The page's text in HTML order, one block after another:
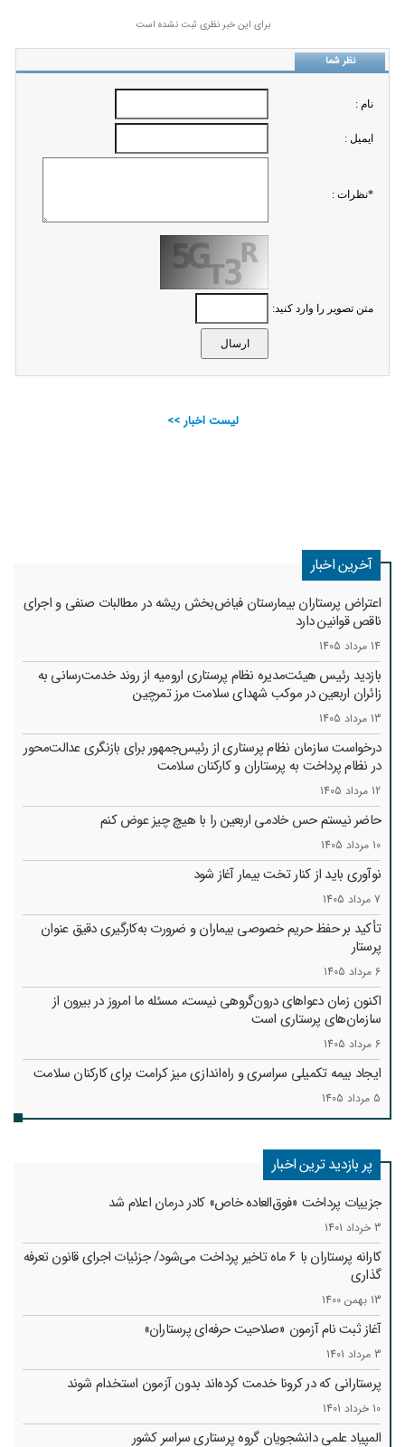
برای این خبر نظری ثبت نشده است
نظر شما
نام :
ايميل :
*نظرات :
متن تصویر را وارد کنید:
لیست اخبار >>
آخرین اخبار
اعتراض پرستاران بیمارستان فیاض‌بخش ریشه در مطالبات صنفی و اجرای
ناقص قوانین دارد
14 مرداد 1405
بازدید رئیس هیئت‌مدیره نظام پرستاری ارومیه از روند خدمت‌رسانی به
زائران اربعین در موکب شهدای سلامت مرز تمرچین
13 مرداد 1405
درخواست سازمان نظام پرستاری از رئیس‌جمهور برای بازنگری عدالت‌محور
در نظام پرداخت به پرستاران و کارکنان سلامت
12 مرداد 1405
حاضر نیستم حس خادمی اربعین را با هیچ چیز عوض کنم
10 مرداد 1405
نوآوری باید از کنار تخت بیمار آغاز شود
7 مرداد 1405
تأکید بر حفظ حریم خصوصی بیماران و ضرورت به‌کارگیری دقیق عنوان
پرستار
6 مرداد 1405
اکنون زمان دعواهای درون‌گروهی نیست، مسئله ما امروز در بیرون از
سازمان‌های پرستاری است
6 مرداد 1405
ایجاد بیمه تکمیلی سراسری و راه‌اندازی میز کرامت برای کارکنان سلامت
5 مرداد 1405
پر بازدید ترین اخبار
جزییات پرداخت «فوق‌العاده خاص» کادر درمان اعلام شد
3 خرداد 1401
کارانه‌ پرستاران با 6 ماه تاخیر پرداخت می‌شود/ جزئیات اجرای قانون تعرفه
گذاری
13 بهمن 1400
آغاز ثبت نام آزمون «صلاحیت حرفه‌ای پرستاران»
3 مرداد 1401
پرستارانی که در کرونا خدمت کرد‌ه‌اند بدون آزمون استخدام شوند
10 خرداد 1401
المپیاد علمی دانشجویان گروه پرستاری سراسر کشور